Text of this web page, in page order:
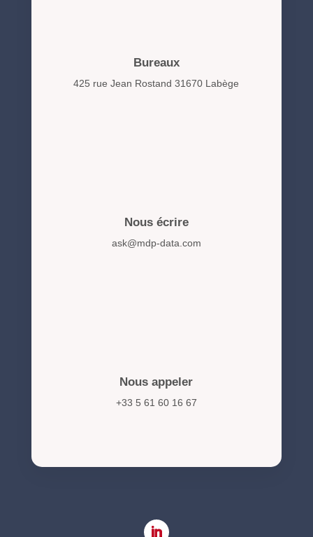
Bureaux
425 rue Jean Rostand 31670 Labège
Nous écrire
ask@mdp-data.com
Nous appeler
+33 5 61 60 16 67